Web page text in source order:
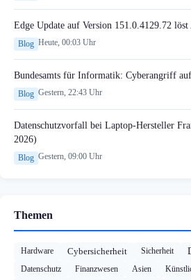
Edge Update auf Version 151.0.4129.72
Blog Heute, 00:03 Uhr
Bundesamts für Informatik: Cyberangriff
Blog Gestern, 22:43 Uhr
Datenschutzvorfall bei Laptop-Hersteller
2026)
Blog Gestern, 09:00 Uhr
Themen
Hardware Cybersicherheit Sicherheit
Datenschutz Finanzwesen Asien